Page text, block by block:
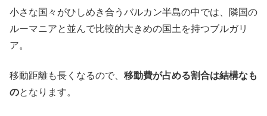
小さな国々がひしめき合うバルカン半島の中では、隣国の
ルーマニアと並んで比較的大きめの国土を持つブルガリ
ア。
移動距離も長くなるので、 移動費が占める割合は結構なも
のとなります。